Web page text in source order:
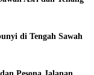
di Tengah Sawah